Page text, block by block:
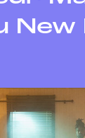
New